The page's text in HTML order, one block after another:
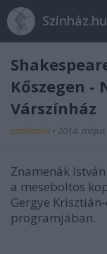
Színház.hu
Kőszegen -
Várszínház
szinhazhu • 2014. május
Znamenák
a meseboltos
Gergye
programjában.